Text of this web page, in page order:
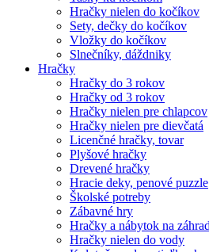
Hračky nielen do kočíkov
Sety, dečky do kočíkov
Vložky do kočíkov
Slnečníky, dáždniky
Hračky
Hračky do 3 rokov
Hračky od 3 rokov
Hračky nielen pre chlapcov
Hračky nielen pre dievčatá
Licenčné hračky, tovar
Plyšové hračky
Drevené hračky
Hracie deky, penové puzzle
Školské potreby
Zábavné hry
Hračky a nábytok na
Hračky nielen do vody